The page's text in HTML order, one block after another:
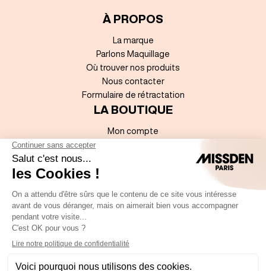
À PROPOS
La marque
Parlons Maquillage
Où trouver nos produits
Nous contacter
Formulaire de rétractation
LA BOUTIQUE
Mon compte
Accessibilité numérique
Politique de données à caractère personnel
REJOIGNEZ-NOUS !